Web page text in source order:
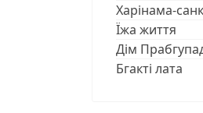
Харінама-
Їжа життя
Дім
Бгакті лата